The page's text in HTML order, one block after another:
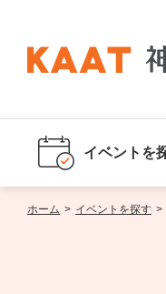
イベントを
ホーム > イベントを探す >